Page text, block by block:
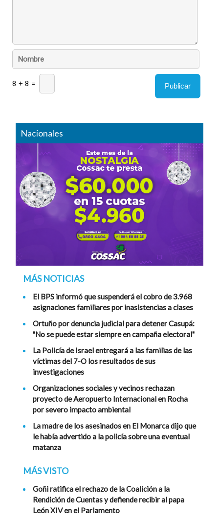
8 + 8 =
Nacionales
MÁS NOTICIAS
El BPS informó que suspenderá el cobro de 3.968
asignaciones familiares por inasistencias a clases
Ortuño por denuncia judicial para detener Casupá:
"No se puede estar siempre en campaña electoral"
La Policía de Israel entregará a las familias de las
víctimas del 7-O los resultados de sus
investigaciones
Organizaciones sociales y vecinos rechazan
proyecto de Aeropuerto Internacional en Rocha
por severo impacto ambiental
La madre de los asesinados en El Monarca dijo que
le había advertido a la policía sobre una eventual
matanza
MÁS VISTO
Goñi ratifica el rechazo de la Coalición a la
Rendición de Cuentas y defiende recibir al papa
León XIV en el Parlamento